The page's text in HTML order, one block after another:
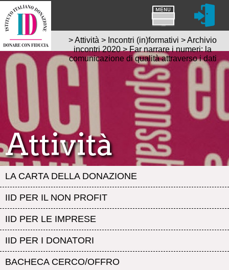
Attività
LA CARTA DELLA DONAZIONE
IID PER IL NON PROFIT
IID PER LE IMPRESE
IID PER I DONATORI
BACHECA CERCO/OFFRO
>Attività > Incontri (in)formativi >Archivio
incontri 2020 >Far narrare i numeri: la
comunicazione di qualità attraverso i dati